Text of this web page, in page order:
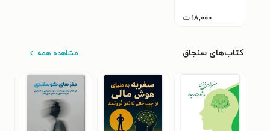
۱۸,۰۰۰ ت
کتاب‌های سنجاق مشاهده همه